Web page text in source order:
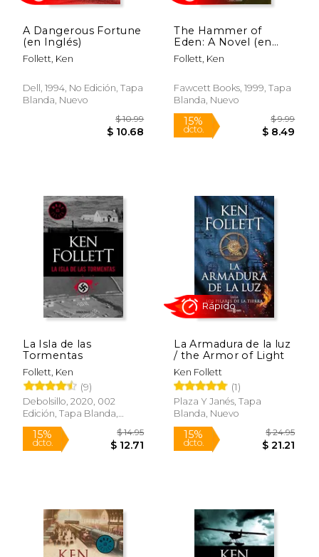
15% 15%
A Dangerous Fortune
(en Inglés)
Follett, Ken
Dell, 1994, No Edición, Tapa
Blanda, Nuevo
Rápido
The Hammer of
Eden: A Novel (en
Inglés)
Follett, Ken
Fawcett Books, 1999, Tapa
Blanda, Nuevo
15%
Rápido
La Isla de las
Tormentas
Follett, Ken
(9)
Debolsillo, 2020, 002
Edición, Tapa Blanda,
Nuevo
La Armadura de la luz
/ the Armor of Light
Ken Follett
(1)
Plaza Y Janés, Tapa
Blanda, Nuevo